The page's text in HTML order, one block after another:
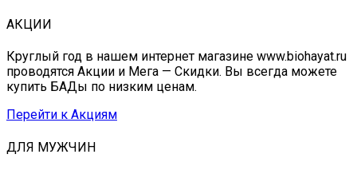
АКЦИИ
Круглый год в нашем интернет магазине www.biohayat.ru
проводятся Акции и Мега — Скидки. Вы всегда можете
купить БАДы по низким ценам.
Перейти к Акциям
ДЛЯ МУЖЧИН